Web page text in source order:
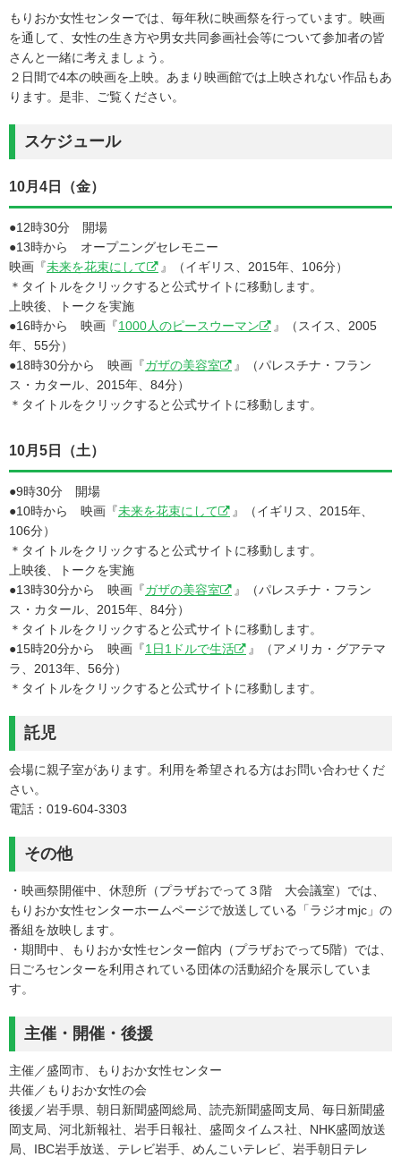
もりおか女性センターでは、毎年秋に映画祭を行っています。映画
を通して、女性の生き方や男女共同参画社会等について参加者の皆
さんと一緒に考えましょう。
２日間で4本の映画を上映。あまり映画館では上映されない作品もあ
ります。是非、ご覧ください。
スケジュール
10月4日（金）
●12時30分 開場
●13時から オープニングセレモニー
映画『未来を花束にして
』（イギリス、2015年、106分）
＊タイトルをクリックすると公式サイトに移動します。
上映後、トークを実施
●16時から 映画『1000人のピースウーマン
』（スイス、2005
年、55分）
●18時30分から 映画『ガザの美容室
』（パレスチナ・フラン
ス・カタール、2015年、84分）
＊タイトルをクリックすると公式サイトに移動します。
10月5日（土）
●9時30分 開場
●10時から 映画『未来を花束にして
』（イギリス、2015年、
106分）
＊タイトルをクリックすると公式サイトに移動します。
上映後、トークを実施
●13時30分から 映画『ガザの美容室
』（パレスチナ・フラン
ス・カタール、2015年、84分）
＊タイトルをクリックすると公式サイトに移動します。
●15時20分から 映画『1日1ドルで生活
』（アメリカ・グアテマ
ラ、2013年、56分）
＊タイトルをクリックすると公式サイトに移動します。
託児
会場に親子室があります。利用を希望される方はお問い合わせくだ
さい。
電話：019-604-3303
その他
・映画祭開催中、休憩所（プラザおでって３階 大会議室）では、
もりおか女性センターホームページで放送している「ラジオmjc」の
番組を放映します。
・期間中、もりおか女性センター館内（プラザおでって5階）では、
日ごろセンターを利用されている団体の活動紹介を展示していま
す。
主催・開催・後援
主催／盛岡市、もりおか女性センター
共催／もりおか女性の会
後援／岩手県、朝日新聞盛岡総局、読売新聞盛岡支局、毎日新聞盛
岡支局、河北新報社、岩手日報社、盛岡タイムス社、NHK盛岡放送
局、IBC岩手放送、テレビ岩手、めんこいテレビ、岩手朝日テレ